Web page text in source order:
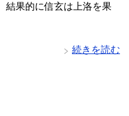
結果的に信玄は上洛を果
続きを読む